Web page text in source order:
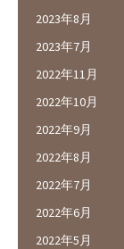
2023年8月
2023年7月
2022年11月
2022年10月
2022年9月
2022年8月
2022年7月
2022年6月
2022年5月